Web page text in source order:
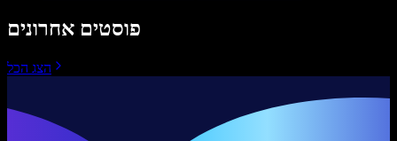
פוסטים אחרונים
הצג הכל